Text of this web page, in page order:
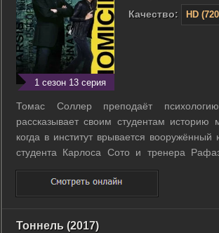
1 сезон 13 серия
Качество:
HD
Томас Соллер преподаёт
рассказывает своим студентам историю
когда в институт врывается
студента Карлоса Сото и тренера
место преступления приезжает
Эрнандес. Томас предлагает ей
расследовании убийства. После того, как
Тоннель (2017)